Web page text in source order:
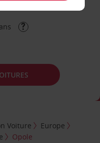
Voiture
Europe
Opole